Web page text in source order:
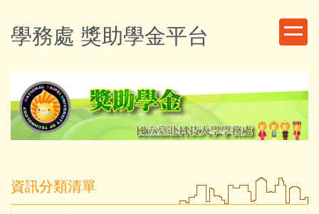
到
主
區
學務處 獎助學金平台
資訊分類清單